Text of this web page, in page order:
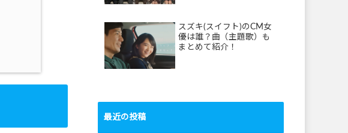
スズキ(スイフト)のCM女
優は誰？曲（主題歌）も
まとめて紹介！
最近の投稿